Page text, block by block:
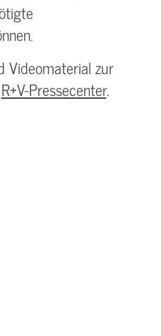
Videomaterial zur
R+V-Pressecenter.